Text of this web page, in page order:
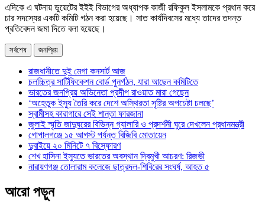
এদিকে এ ঘটনায় ডুয়েটের ইইই বিভাগের অধ্যাপক কাজী রফিকুল ইসলামকে প্রধান করে
চার সদস্যের একটি কমিটি গঠন করা হয়েছে। সাত কার্যদিবসের মধ্যে তাদের তদন্ত
প্রতিবেদন জমা দিতে বলা হয়েছে।
সর্বশেষ জনপ্রিয়
রাজধানীতে দুই মেগা কনসার্ট আজ
চলচ্চিত্র সার্টিফিকেশন বোর্ড পুনর্গঠন, যারা আছেন কমিটিতে
ভারতের জনপ্রিয় অভিনেতা প্রদীপ রাওয়াত মারা গেছেন
‘অহেতুক ইস্যু তৈরি করে দেশে অস্থিরতা সৃষ্টির অপচেষ্টা চলছে’
স্বামীসহ কারাগারে সেই শান্তা ফারজানা
জুলাই স্মৃতি জাদুঘরের বিভিন্ন গ্যালারি ও প্রদর্শনী ঘুরে দেখলেন প্রধানমন্ত্রী
গোপালগঞ্জে ১৫ আগস্ট পর্যন্ত বিজিবি মোতায়েন
দুবাইয়ে ২০ মিনিটে ৭ বিস্ফোরণ
শেখ হাসিনা ইস্যুতে ভারতের অবস্থান দ্বিমুখী আচরণ: রিজভী
নারায়ণগঞ্জ তোলারাম কলেজে ছাত্রদল-শিবিরের সংঘর্ষ, আহত ৫
আরো পড়ুন